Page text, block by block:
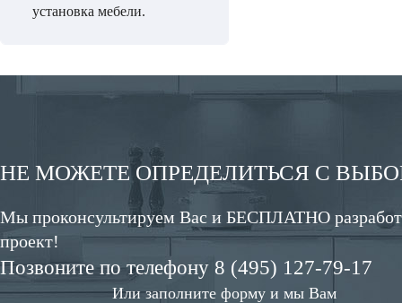
установка мебели.
НЕ МОЖЕТЕ ОПРЕДЕЛИТЬСЯ С
Мы проконсультируем Вас и БЕСПЛАТНО
проект!
Позвоните по телефону 8 (495) 127-79-17
Или заполните форму и мы Вам